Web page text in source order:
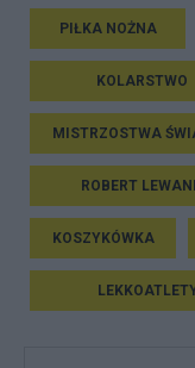
PIŁKA NOŻNA
KOLARSTWO
MISTRZOSTWA
ROBERT
KOSZYKÓWKA